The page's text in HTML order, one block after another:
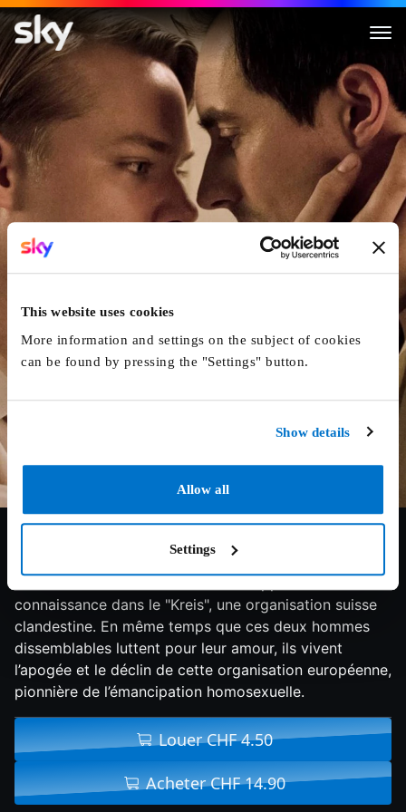
This website uses cookies
More information and settings on the subject of cookies
can be found by pressing the "Settings" button.
Show details
Allow all
Settings
Le Cercle
6.5/10 2014 102 min Drame
Zurich, 1958. Ernst Ostertag, un enseignant timide, et
l’artiste de variété allemand Röbi Rapp font
connaissance dans le "Kreis", une organisation suisse
clandestine. En même temps que ces deux hommes
dissemblables luttent pour leur amour, ils vivent
l’apogée et le déclin de cette organisation européenne,
pionnière de l’émancipation homosexuelle.
Louer CHF 4.50
Acheter CHF 14.90